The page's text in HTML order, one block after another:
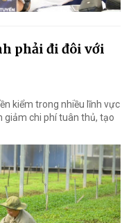
phải đi đôi với
kiểm trong nhiều lĩnh vực
giảm chi phí tuân thủ, tạo